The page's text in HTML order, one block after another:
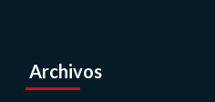
Archivos